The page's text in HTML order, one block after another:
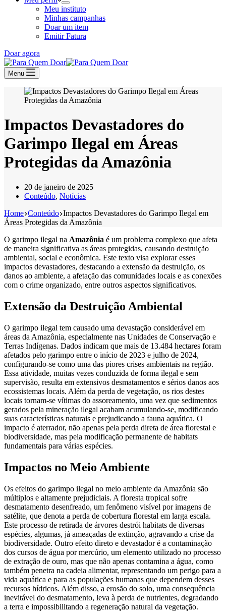
Meu instituto
Minhas campanhas
Doar um item
Emitir Fatura
Doar agora
Menu
Impactos Devastadores do
Garimpo Ilegal em Áreas
Protegidas da Amazônia
20 de janeiro de 2025
Conteúdo, Notícias
Home Conteúdo Impactos Devastadores do Garimpo Ilegal em
Áreas Protegidas da Amazônia
O garimpo ilegal na Amazônia é um problema complexo que afeta
de maneira significativa as áreas protegidas, causando destruição
ambiental, social e econômica. Este texto visa explorar esses
impactos devastadores, destacando a extensão da destruição, os
danos ao ambiente, a afetação das comunidades locais e as conexões
com o crime organizado, entre outros aspectos significativos.
Extensão da Destruição Ambiental
O garimpo ilegal tem causado uma devastação considerável em
áreas da Amazônia, especialmente nas Unidades de Conservação e
Terras Indígenas. Dados indicam que mais de 13.484 hectares foram
afetados pelo garimpo entre o início de 2023 e julho de 2024,
configurando-se como uma das piores crises ambientais na região.
Essa atividade, muitas vezes conduzida de forma ilegal e sem
supervisão, resulta em extensivos desmatamentos e sérios danos aos
ecossistemas locais. Além da perda de vegetação, os rios destes
locais tornam-se vítimas do assoreamento, uma vez que sedimentos
gerados pela mineração ilegal acabam acumulando-se, modificando
suas características naturais e prejudicando a fauna aquática. O
impacto é aterrador, não apenas pela perda direta de área florestal e
biodiversidade, mas pela modificação permanente de habitats
fundamentais para várias espécies.
Impactos no Meio Ambiente
Os efeitos do garimpo ilegal no meio ambiente da Amazônia são
múltiplos e altamente prejudiciais. A floresta tropical sofre
desmatamento desenfreado, um fenômeno visível por imagens de
satélite, que denota a perda de cobertura florestal em larga escala.
Este processo de retirada de árvores destrói habitats de diversas
espécies, algumas, já ameaçadas de extinção, agravando a crise da
biodiversidade. Outro efeito direto e devastador é a contaminação
dos cursos de água por mercúrio, um elemento utilizado no processo
de extração de ouro, mas que não apenas contamina a água, como
também penetra na cadeia alimentar, representando um perigo para a
vida aquática e para as populações humanas que dependem desses
recursos hídricos. Além disso, a erosão do solo, uma consequência
inevitável do desmatamento, leva à perda de nutrientes, degradando
a terra e impossibilitando a regeneração natural da vegetação.